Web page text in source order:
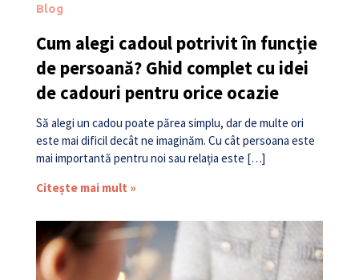
Blog
Cum alegi cadoul potrivit în funcție
de persoană? Ghid complet cu idei
de cadouri pentru orice ocazie
Să alegi un cadou poate părea simplu, dar de multe ori
este mai dificil decât ne imaginăm. Cu cât persoana este
mai importantă pentru noi sau relația este […]
Citește mai mult »